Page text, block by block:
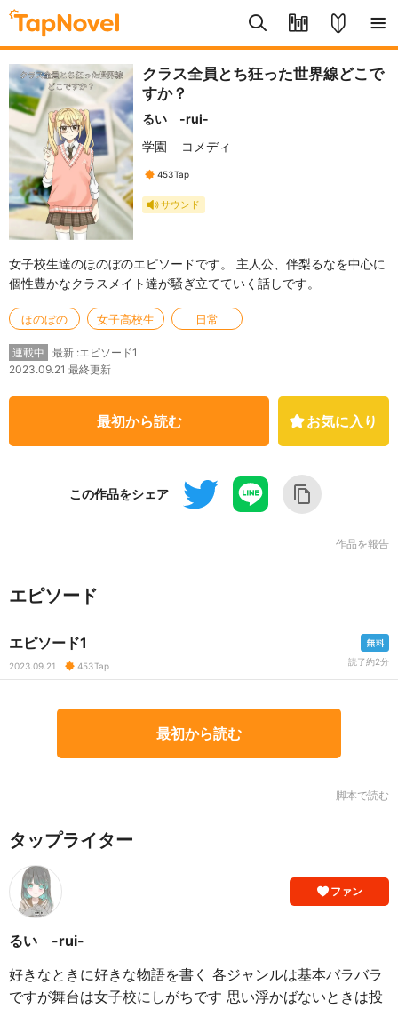
クラス全員とち狂った世界線どこで
すか？
るい -rui-
学園
コメディ
453Tap
サウンド
女子校生達のほのぼのエピソードです。 主人公、伴梨るなを中心に
個性豊かなクラスメイト達が騒ぎ立てていく話しです。
ほのぼの 女子高校生 日常
連載中
最新 :エピソード1
2023.09.21 最終更新
最初から読む お気に入り
この作品をシェア
作品を報告
エピソード
エピソード1
2023.09.21 453Tap 読了約2分
最初から読む
脚本で読む
タップライター
ファン
るい -rui-
好きなときに好きな物語を書く 各ジャンルは基本バラバラ
ですが舞台は女子校にしがちです 思い浮かばないときは投